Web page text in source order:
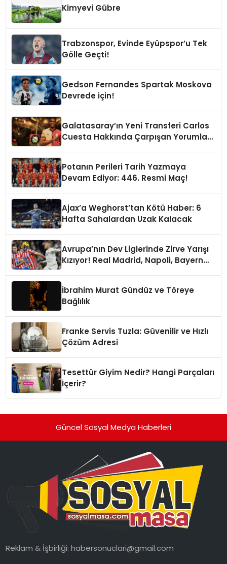
Kimyevi Gübre
Trabzonspor, Evinde Eyüpspor’u Tek
Gölle Geçti!
Gedson Fernandes Spartak Moskova
Devrede için!
Galatasaray’ın Yeni Transferi Carlos
Cuesta Hakkında Çarpışan Yorumlar:
Potanın Perileri Tarih Yazmaya
Devam Ediyor: 446. Resmi Maç!
Ajax’a Weghorst’tan Kötü Haber: 6
Hafta Sahalardan Uzak Kalacak
Avrupa’nın Dev Liglerinde Zirve Yarışı
Kızıyor! Real Madrid, Napoli, Bayern
İbrahim Murat Gündüz ve Töreye
Bağlılık
Franke Servis Tuzla: Güvenilir ve Hızlı
Çözüm Adresi
Tesettür Giyim Nedir? Hangi Parçaları
İçerir?
Güncel Sosyal Medya Haberleri
Reklam & İşbirliği:habersonuclari@gmail.com